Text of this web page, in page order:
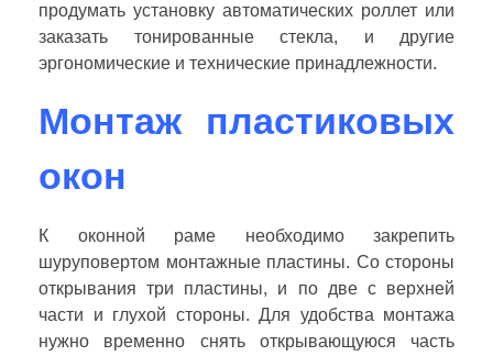
продумать установку автоматических роллет или
заказать тонированные стекла, и другие
эргономические и технические принадлежности.
Монтаж пластиковых
окон
К оконной раме необходимо закрепить
шуруповертом монтажные пластины. Со стороны
открывания три пластины, и по две с верхней
части и глухой стороны. Для удобства монтажа
нужно временно снять открывающуюся часть